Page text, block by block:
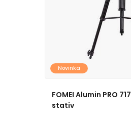
Novinka
FOMEI Alumin PRO 717
stativ